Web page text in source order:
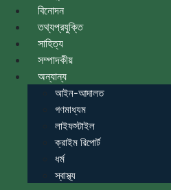
বিনোদন
তথ্যপ্রযুক্তি
সাহিত্য
সম্পাদকীয়
অন্যান্য
আইন-আদালত
গণমাধ্যম
লাইফস্টাইল
ক্রাইম রিপোর্ট
ধর্ম
স্বাস্থ্য